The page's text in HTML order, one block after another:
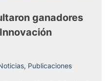
ganadores
, Publicaciones